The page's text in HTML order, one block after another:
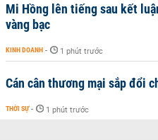
Mi Hồng lên tiếng sau kết
vàng bạc
KINH DOANH - 1 phút trước
Cán cân thương mại sắp đổi
THỜI SỰ - 1 phút trước